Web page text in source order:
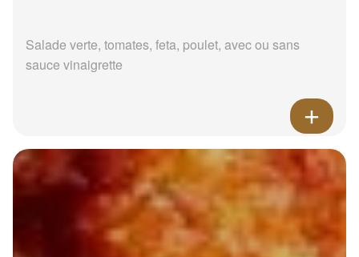
Salade verte, tomates, feta, poulet, avec ou sans
sauce vinaigrette